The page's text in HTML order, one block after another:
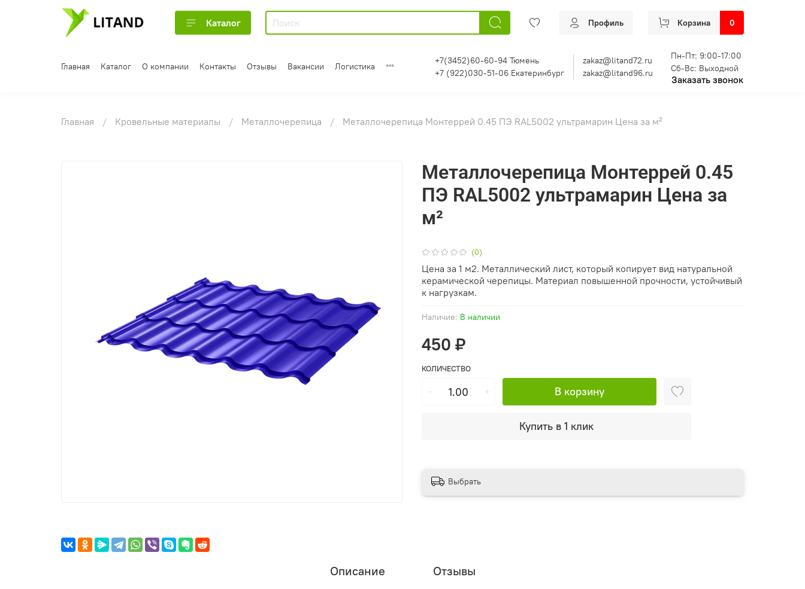
Каталог Профиль Корзина 0
Главная Каталог О компании Контакты Отзывы Вакансии Логистика
+7(3452)60-60-94 Тюмень
zakaz@litand72.ru
+7 (922)030-51-06 Екатеринбург
zakaz@litand96.ru
Пн-Пт: 9:00-17:00
Сб-Вс: Выходной
Заказать звонок
Главная Кровельные материалы Металлочерепица Металлочерепица Монтеррей 0.45 ПЭ RAL5002 ультрамарин Цена за м²
(0)
Наличие: В наличии
Металлочерепица Монтеррей 0.45
ПЭ RAL5002 ультрамарин Цена за
м²
450 ₽
КОЛИЧЕСТВО
В корзину
Купить в 1 клик
Цена за 1 м2. Металлический лист, который копирует вид натуральной
керамической черепицы. Материал повышенной прочности, устойчивый
к нагрузкам.
Выбрать
Описание Отзывы